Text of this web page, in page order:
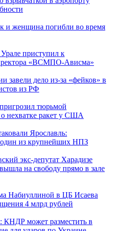
и женщина погибли во время
приступил к
«ВСМПО-Ависма»
завели дело из-за «фейков» в
из РФ
тюрьмой
нехватке ракет у США
Ярославль:
один из крупнейших НПЗ
экс-депутат Харадизе
на свободу прямо в зале
Набиуллиной в ЦБ Исаева
4 млрд рублей
КНДР может разместить в